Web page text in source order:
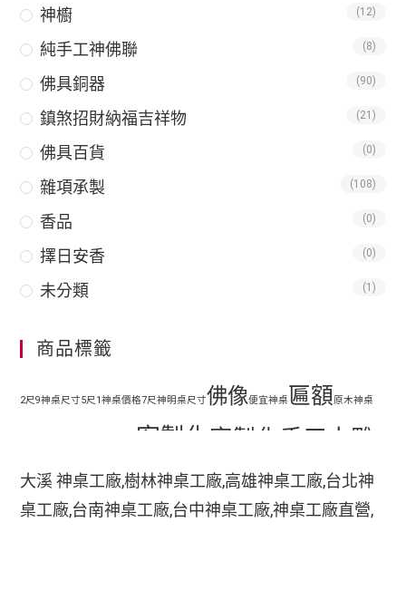
神櫥 (12)
純手工神佛聯 (8)
佛具銅器 (90)
鎮煞招財納福吉祥物 (21)
佛具百貨 (0)
雜項承製 (108)
香品 (0)
擇日安香 (0)
未分類 (1)
商品標籤
2尺9神桌尺寸5尺1神桌價格7尺神明桌尺寸佛像便宜神桌匾額原木神桌
客製化 客製化手工木雕
匾額客製化手工雕刻匾額客製化整修貼金彩
手工木
大溪 神桌工廠,樹林神桌工廠,高雄神桌工廠,台北神
桌工廠,台南神桌工廠,台中神桌工廠,神桌工廠直營,